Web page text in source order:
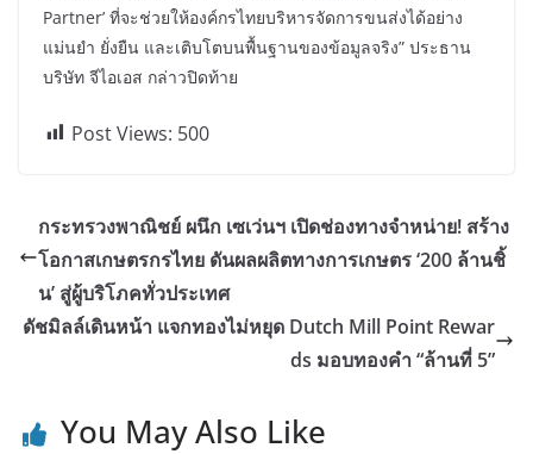
Partner’ ที่จะช่วยให้องค์กรไทยบริหารจัดการขนส่งได้อย่าง
แม่นยำ ยั่งยืน และเติบโตบนพื้นฐานของข้อมูลจริง” ประธาน
บริษัท จีไอเอส กล่าวปิดท้าย
Post Views: 500
กระทรวงพาณิชย์ ผนึก เซเว่นฯ เปิดช่องทางจำหน่าย! สร้าง
โอกาสเกษตรกรไทย ดันผลผลิตทางการเกษตร ‘200 ล้านชิ้
น’ สู่ผู้บริโภคทั่วประเทศ
ดัชมิลล์เดินหน้า แจกทองไม่หยุด Dutch Mill Point Rewar
ds มอบทองคำ “ล้านที่ 5”
You May Also Like